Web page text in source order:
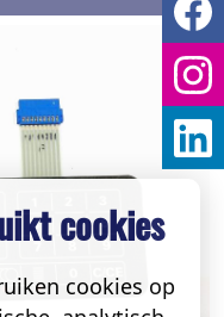
cookies
cookies op